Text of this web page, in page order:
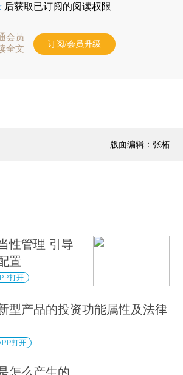
后获取已订阅的阅读权限
会员
全文
订阅/会员升级
版面编辑：张柘
性管理 引导
置
打开
型产品的投资功能属性及法律
打开
怎么产生的